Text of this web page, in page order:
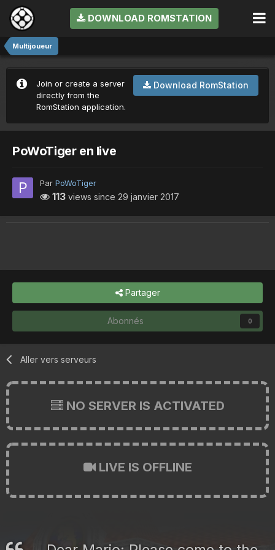
DOWNLOAD ROMSTATION
Multijoueur
Download RomStation
Join or create a server
directly from the
RomStation application.
PoWoTiger en live
Par PoWoTiger
113 views since 29 janvier 2017
Partager
Abonnés 0
Aller vers serveurs
NO SERVER IS ACTIVATED
LIVE IS OFFLINE